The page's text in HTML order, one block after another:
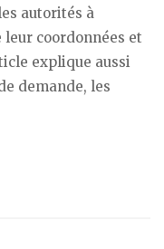
autorités à
leur coordonnées et
explique aussi
demande, les